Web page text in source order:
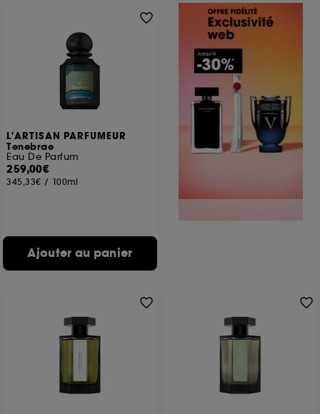
L'ARTISAN PARFUMEUR
Tenebrae
Eau De Parfum
259,00€
345,33€ / 100ml
Ajouter au panier